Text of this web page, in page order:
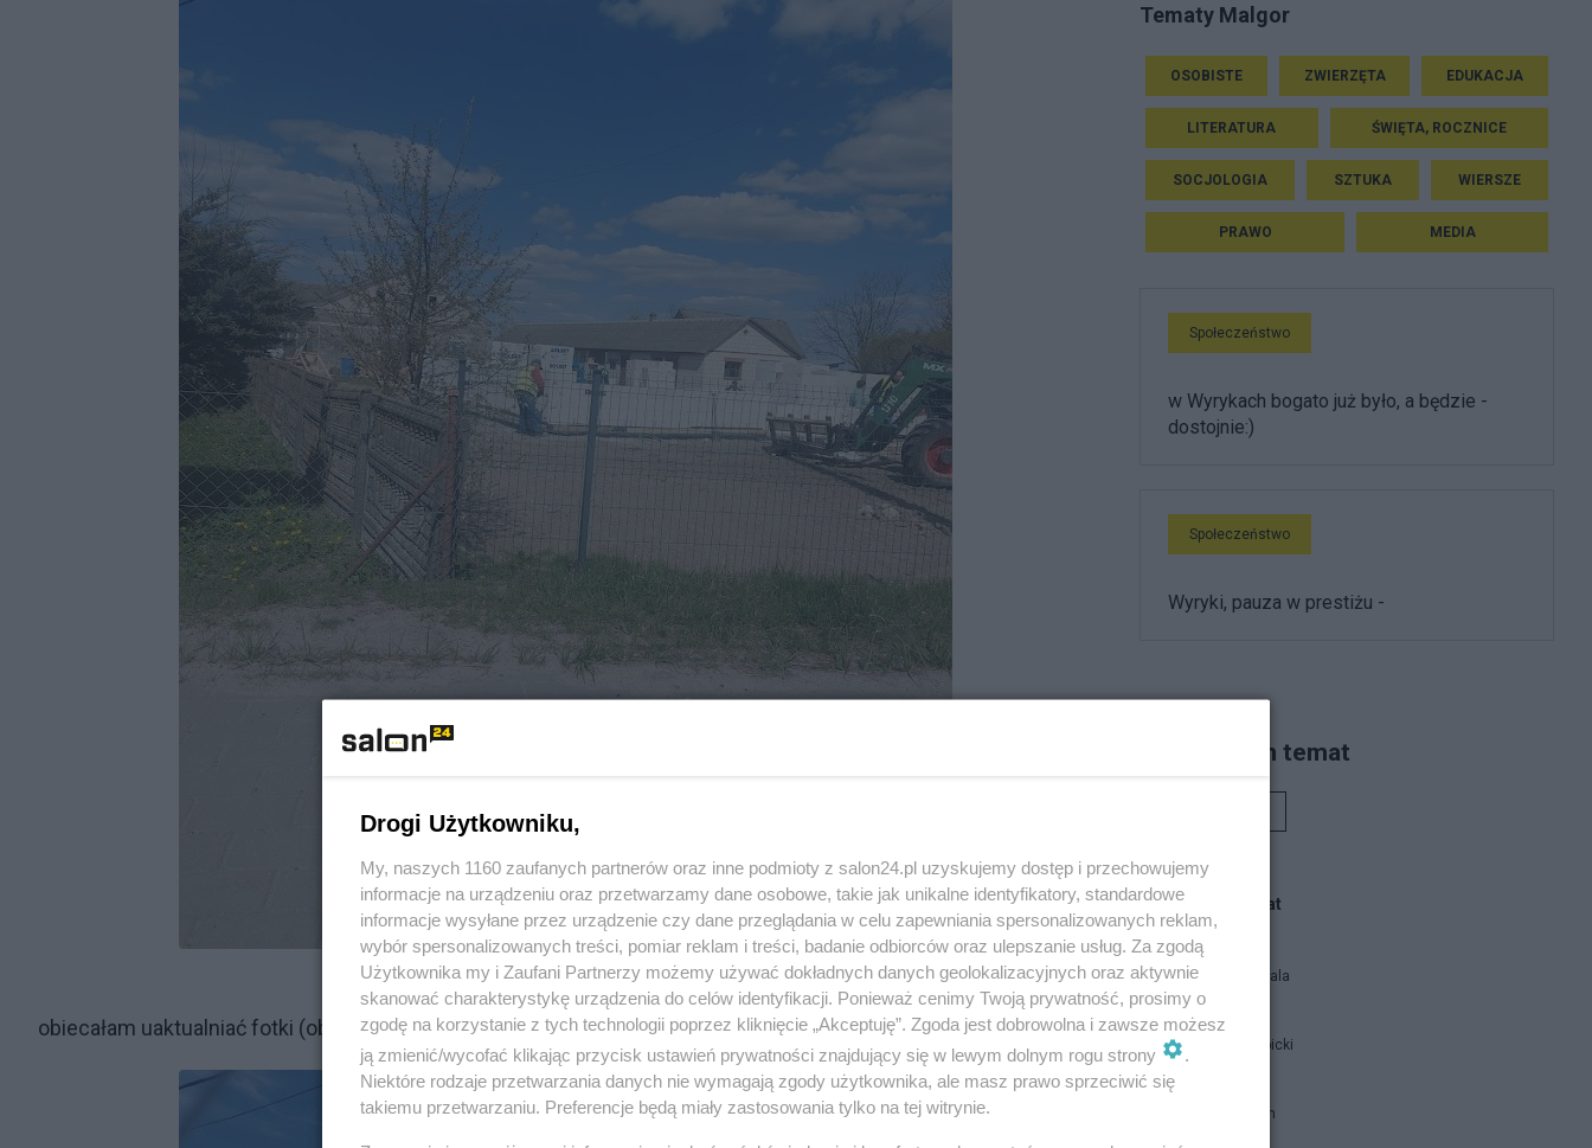
obiecałam uaktualniać fotki (obiecane - dotrzymane); tak jest dziś, czyli po 12 dniach:
Tematy Malgor
OSOBISTE ZWIERZĘTA EDUKACJA
LITERATURA ŚWIĘTA, ROCZNICE
SOCJOLOGIA SZTUKA WIERSZE
PRAWO MEDIA
Społeczeństwo
w Wyrykach bogato już było, a będzie -
dostojnie:)
Społeczeństwo
Wyryki, pauza w prestiżu -
Piszą na ten temat
Blogi na ten temat
Siukum Balala
Jan Filip Libicki
brat Damian
Drogi Użytkowniku,
My, naszych 1160 zaufanych partnerów oraz inne podmioty z salon24.pl uzyskujemy dostęp i przechowujemy
informacje na urządzeniu oraz przetwarzamy dane osobowe, takie jak unikalne identyfikatory, standardowe
informacje wysyłane przez urządzenie czy dane przeglądania w celu zapewniania spersonalizowanych reklam,
wybór spersonalizowanych treści, pomiar reklam i treści, badanie odbiorców oraz ulepszanie usług. Za zgodą
Użytkownika my i Zaufani Partnerzy możemy używać dokładnych danych geolokalizacyjnych oraz aktywnie
skanować charakterystykę urządzenia do celów identyfikacji. Ponieważ cenimy Twoją prywatność, prosimy o
zgodę na korzystanie z tych technologii poprzez kliknięcie „Akceptuję”. Zgoda jest dobrowolna i zawsze możesz
ją zmienić/wycofać klikając przycisk ustawień prywatności znajdujący się w lewym dolnym rogu strony
.
Niektóre rodzaje przetwarzania danych nie wymagają zgody użytkownika, ale masz prawo sprzeciwić się
takiemu przetwarzaniu. Preferencje będą miały zastosowania tylko na tej witrynie.